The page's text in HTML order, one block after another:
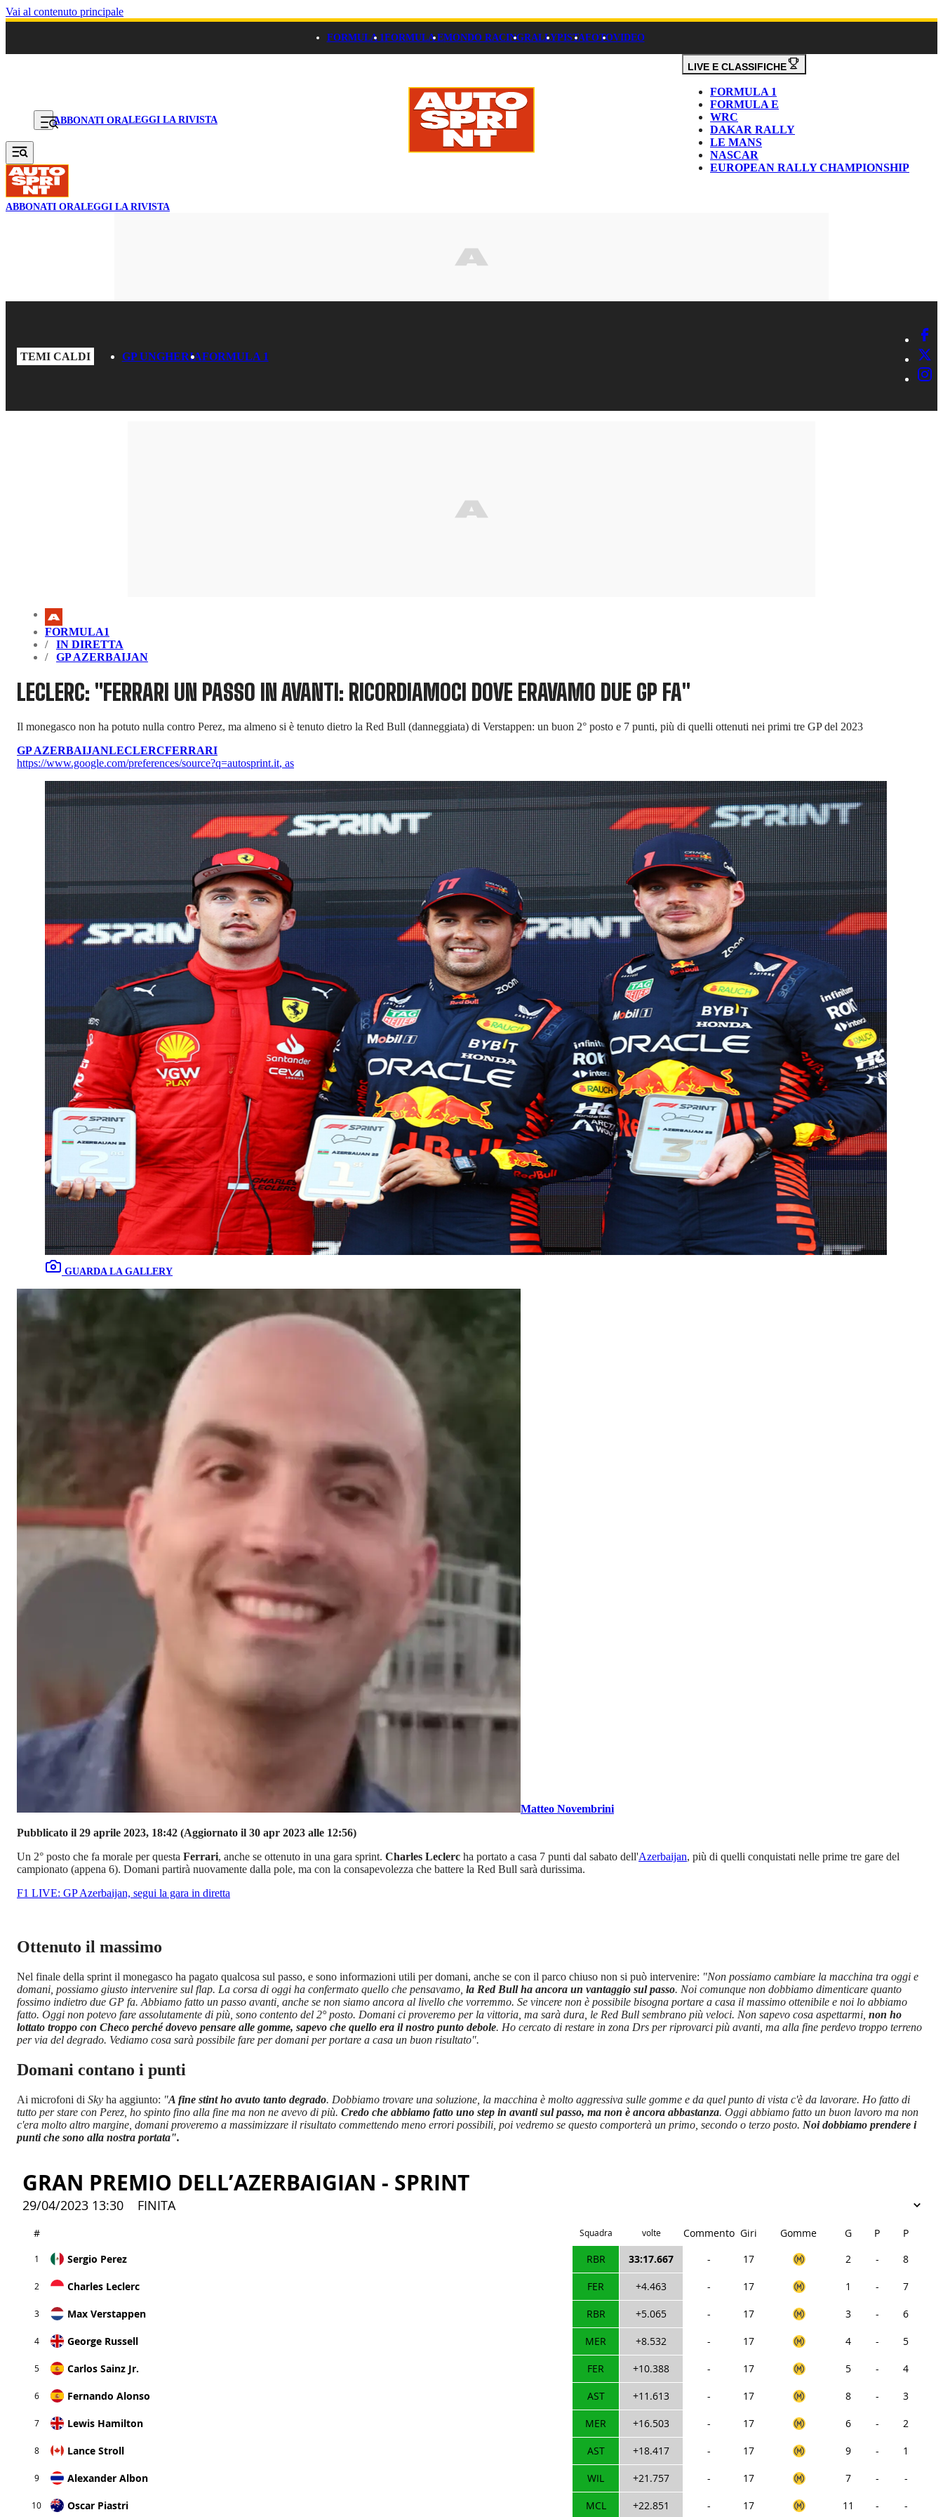
Vai al contenuto principale
FORMULA 1FORMULA EMONDO RACINGRALLYPISTAFOTOVIDEO
ABBONATI ORALEGGI LA RIVISTA
LIVE E CLASSIFICHE
FORMULA 1
FORMULA E
WRC
DAKAR RALLY
LE MANS
NASCAR
EUROPEAN RALLY CHAMPIONSHIP
ABBONATI ORALEGGI LA RIVISTA
TEMI CALDI GP UNGHERIAFORMULA 1
FORMULA1
IN DIRETTA
GP AZERBAIJAN
LECLERC: "FERRARI UN PASSO IN AVANTI: RICORDIAMOCI DOVE ERAVAMO DUE GP FA"
Il monegasco non ha potuto nulla contro Perez, ma almeno si è tenuto dietro la Red Bull (danneggiata) di Verstappen: un buon 2° posto e 7 punti, più di quelli ottenuti nei primi tre GP del 2023
GP AZERBAIJANLECLERCFERRARI
https://www.google.com/preferences/source?q=autosprint.it, as
GUARDA LA GALLERY
Matteo Novembrini
Pubblicato il 29 aprile 2023, 18:42 (Aggiornato il 30 apr 2023 alle 12:56)
Un 2° posto che fa morale per questa Ferrari, anche se ottenuto in una gara sprint. Charles Leclerc ha portato a casa 7 punti dal sabato dell'Azerbaijan, più di quelli conquistati nelle prime tre gare del
campionato (appena 6). Domani partirà nuovamente dalla pole, ma con la consapevolezza che battere la Red Bull sarà durissima.
F1 LIVE: GP Azerbaijan, segui la gara in diretta
Ottenuto il massimo
Nel finale della sprint il monegasco ha pagato qualcosa sul passo, e sono informazioni utili per domani, anche se con il parco chiuso non si può intervenire: "Non possiamo cambiare la macchina tra oggi e
domani, possiamo giusto intervenire sul flap. La corsa di oggi ha confermato quello che pensavamo, la Red Bull ha ancora un vantaggio sul passo. Noi comunque non dobbiamo dimenticare quanto
fossimo indietro due GP fa. Abbiamo fatto un passo avanti, anche se non siamo ancora al livello che vorremmo. Se vincere non è possibile bisogna portare a casa il massimo ottenibile e noi lo abbiamo
fatto. Oggi non potevo fare assolutamente di più, sono contento del 2° posto. Domani ci proveremo per la vittoria, ma sarà dura, le Red Bull sembrano più veloci. Non sapevo cosa aspettarmi, non ho
lottato troppo con Checo perché dovevo pensare alle gomme, sapevo che quello era il nostro punto debole. Ho cercato di restare in zona Drs per riprovarci più avanti, ma alla fine perdevo troppo terreno
per via del degrado. Vediamo cosa sarà possibile fare per domani per portare a casa un buon risultato".
Domani contano i punti
Ai microfoni di Sky ha aggiunto: "A fine stint ho avuto tanto degrado. Dobbiamo trovare una soluzione, la macchina è molto aggressiva sulle gomme e da quel punto di vista c'è da lavorare. Ho fatto di
tutto per stare con Perez, ho spinto fino alla fine ma non ne avevo di più. Credo che abbiamo fatto uno step in avanti sul passo, ma non è ancora abbastanza. Oggi abbiamo fatto un buon lavoro ma non
c'era molto altro margine, domani proveremo a massimizzare il risultato commettendo meno errori possibili, poi vedremo se questo comporterà un primo, secondo o terzo posto. Noi dobbiamo prendere i
punti che sono alla nostra portata".